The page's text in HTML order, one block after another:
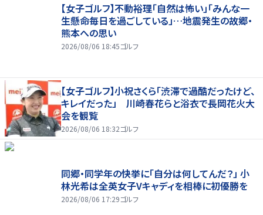
【女子ゴルフ】不動裕理「自然は怖い」「みんな一
生懸命毎日を過ごしている」…地震発生の故郷・
熊本への思い
2026/08/06 18:45ゴルフ
【女子ゴルフ】小祝さくら「渋滞で過酷だったけど、
キレイだった」 川崎春花らと浴衣で長岡花火大
会を観覧
2026/08/06 18:32ゴルフ
同郷・同学年の快挙に「自分は何してんだ？」 小
林光希は全英女子Vキャディを相棒に初優勝を
2026/08/06 17:29ゴルフ